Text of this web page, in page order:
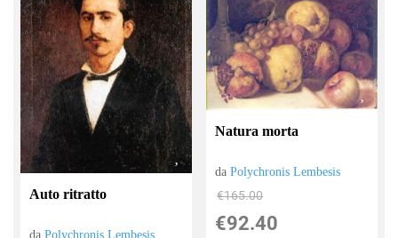
Auto ritratto
daPolychronis Lembesis
Natura morta
daPolychronis Lembesis
€165.00
€92.40